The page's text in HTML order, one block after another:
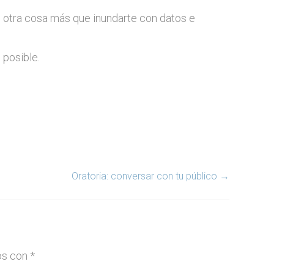
cosa más que inundarte con datos e
Oratoria: conversar con tu público →
con *